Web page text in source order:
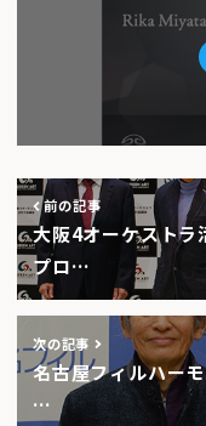
前の記事
大阪4オーケスト
プロ…
次の記事
名古屋フィルハー
…